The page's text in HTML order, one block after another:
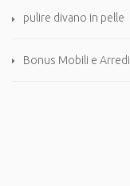
pulire divano in pelle
Bonus Mobili e Arredi